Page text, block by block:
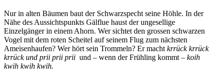
Nur in alten Bäumen baut der Schwarzspecht seine Höhle. In der
Nähe des Aussichtspunkts Gälflue haust der ungesellige
Einzelgänger in einem Ahorn. Wer sichtet den grossen schwarzen
Vogel mit dem roten Scheitel auf seinem Flug zum nächsten
Ameisenhaufen? Wer hört sein Trommeln? Er macht krrückkrrück
krrückund prii prii prii und – wenn der Frühling kommt – koih
kwih kwih kwih.